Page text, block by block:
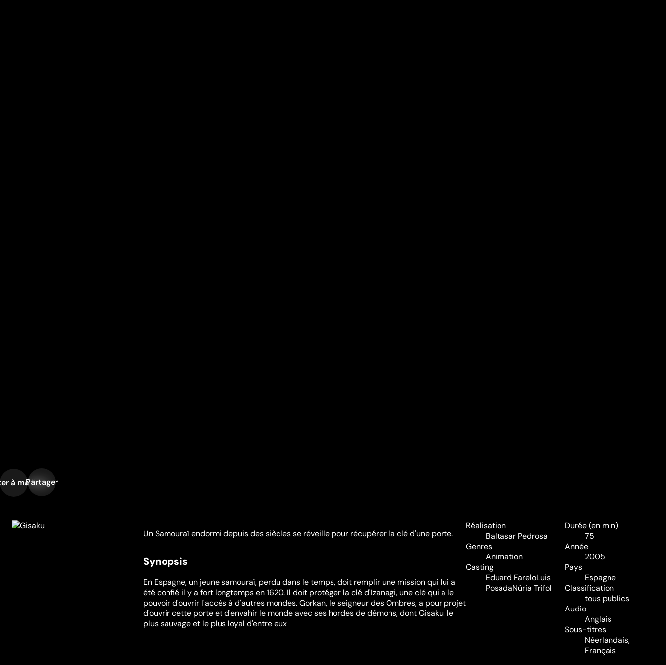
à ma liste
Partager
Un Samouraï endormi depuis des siècles se réveille pour récupérer la clé d'une porte.
Synopsis
En Espagne, un jeune samouraï, perdu dans le temps, doit remplir une mission qui lui a
été confié il y a fort longtemps en 1620. Il doit protéger la clé d'Izanagi, une clé qui a le
pouvoir d'ouvrir l'accès à d'autres mondes. Gorkan, le seigneur des Ombres, a pour projet
d'ouvrir cette porte et d'envahir le monde avec ses hordes de démons, dont Gisaku, le
plus sauvage et le plus loyal d'entre eux
Réalisation
Baltasar Pedrosa
Genres
Animation
Casting
Eduard FareloLuis
PosadaNúria Trifol
Durée (en min)
75
Année
2005
Pays
Espagne
Classification
tous publics
Audio
Anglais
Sous-titres
Néerlandais,
Français